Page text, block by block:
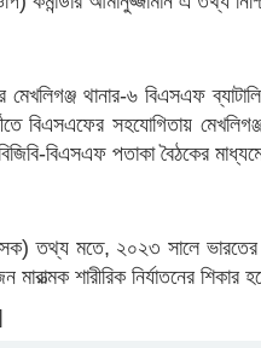
মেখলিগঞ্জ থানার-৬ বিএসএফ
বিএসএফের সহযোগিতায়
বিএসএফ পতাকা বৈঠকের
তথ্য মতে, ২০২৩ সালে ভারতের
শারীরিক নির্যাতনের শিকার